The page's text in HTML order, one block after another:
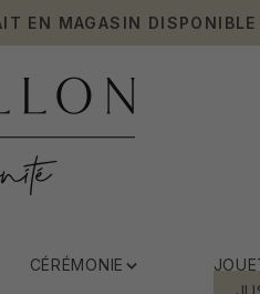
EN MAGASIN DISPONIBLE
CÉRÉMONIE